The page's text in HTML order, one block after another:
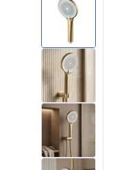
Duschrinnen